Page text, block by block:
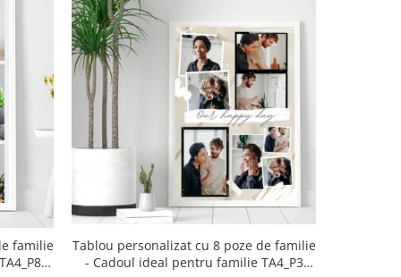
familie
Tablou personalizat cu 8 poze de familie
- Cadoul ideal pentru familie TA4_P3